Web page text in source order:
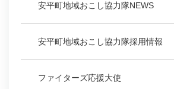
安平町地域おこし協力隊NEWS
安平町地域おこし協力隊採用情報
ファイターズ応援大使